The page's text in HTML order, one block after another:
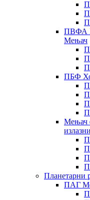
ПВФА
Мењач
ПБФ
Мењач
Планетарни
ПАГ